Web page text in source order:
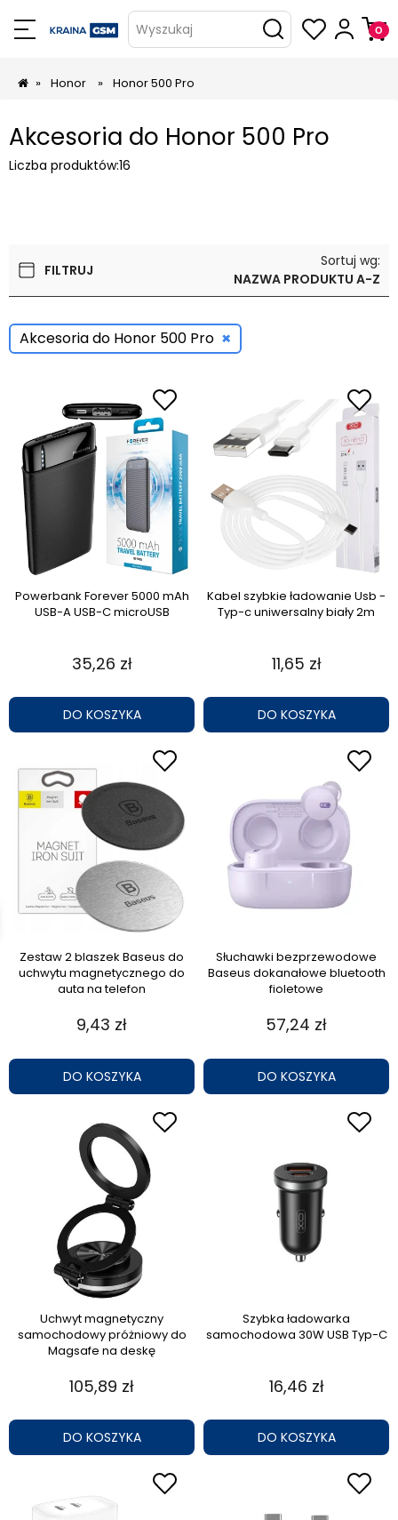
Wyszukaj
» Honor » Honor 500 Pro
Akcesoria do Honor 500 Pro
Liczba produktów:16
FILTRUJ
Sortuj wg:
NAZWA PRODUKTU A-Z
Akcesoria do Honor 500 Pro ×
Powerbank Forever 5000 mAh
USB-A USB-C microUSB
35,26 zł
DO KOSZYKA
Kabel szybkie ładowanie Usb -
Typ-c uniwersalny biały 2m
11,65 zł
DO KOSZYKA
Zestaw 2 blaszek Baseus do
uchwytu magnetycznego do
auta na telefon
9,43 zł
DO KOSZYKA
Słuchawki bezprzewodowe
Baseus dokanałowe bluetooth
fioletowe
57,24 zł
DO KOSZYKA
Uchwyt magnetyczny
samochodowy próżniowy do
Magsafe na deskę
105,89 zł
DO KOSZYKA
Szybka ładowarka
samochodowa 30W USB Typ-C
16,46 zł
DO KOSZYKA